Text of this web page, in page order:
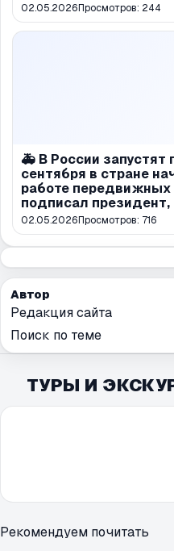
02.05.2026Просмотров: 244
🚑 В России
сентября в стране
работе передвижных
подписал
02.05.2026Просмотров: 716
Автор
Редакция сайта
Поиск по теме
ТУРЫ И
Рекомендуем почитать